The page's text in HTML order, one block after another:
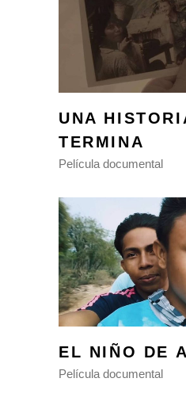
UNA
TERMINA
Película documental
EL NIÑO DE
Película documental